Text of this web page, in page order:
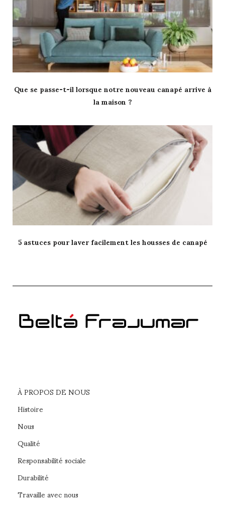
Que se passe-t-il lorsque notre nouveau canapé arrive à
la maison ?
5 astuces pour laver facilement les housses de canapé
À PROPOS DE NOUS
Histoire
Nous
Qualité
Responsabilité sociale
Durabilité
Travaille avec nous